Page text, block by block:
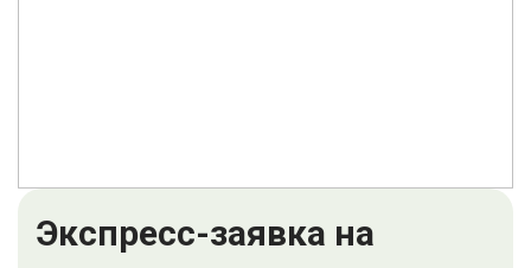
Экспресс-заявка на